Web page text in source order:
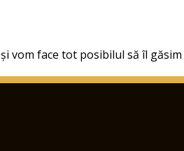
și vom face tot posibilul să îl